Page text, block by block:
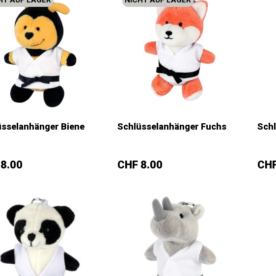
Biene Schlüsselanhänger Fuchs
Preis
CHF 8.00